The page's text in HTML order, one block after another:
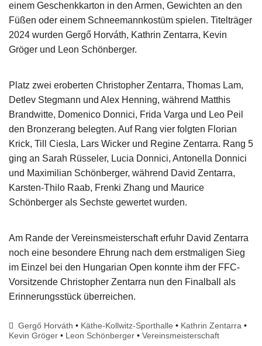
einem Geschenkkarton in den Armen, Gewichten an den
Füßen oder einem Schneemannkostüm spielen. Titelträger
2024 wurden Gergő Horváth, Kathrin Zentarra, Kevin
Gröger und Leon Schönberger.
Platz zwei eroberten Christopher Zentarra, Thomas Lam,
Detlev Stegmann und Alex Henning, während Matthis
Brandwitte, Domenico Donnici, Frida Varga und Leo Peil
den Bronzerang belegten. Auf Rang vier folgten Florian
Krick, Till Ciesla, Lars Wicker und Regine Zentarra. Rang 5
ging an Sarah Rüsseler, Lucia Donnici, Antonella Donnici
und Maximilian Schönberger, während David Zentarra,
Karsten-Thilo Raab, Frenki Zhang und Maurice
Schönberger als Sechste gewertet wurden.
Am Rande der Vereinsmeisterschaft erfuhr David Zentarra
noch eine besondere Ehrung nach dem erstmaligen Sieg
im Einzel bei den Hungarian Open konnte ihm der FFC-
Vorsitzende Christopher Zentarra nun den Finalball als
Erinnerungsstück überreichen.
Gergő Horváth • Käthe-Kollwitz-Sporthalle • Kathrin Zentarra •
Kevin Gröger • Leon Schönberger • Vereinsmeisterschaft